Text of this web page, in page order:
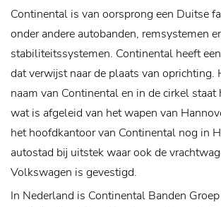
Continental is van oorsprong een Duitse
onder andere autobanden, remsystemen
stabiliteitssystemen. Continental heeft
dat verwijst naar de plaats van oprichting.
naam van Continental en in de cirkel staat
wat is afgeleid van het wapen van
het hoofdkantoor van Continental nog in
autostad bij uitstek waar ook de
Volkswagen is gevestigd.
In Nederland is Continental Banden